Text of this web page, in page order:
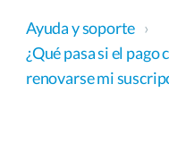
Ayuda y soporte ›
¿Qué pasa si el
renovarse mi